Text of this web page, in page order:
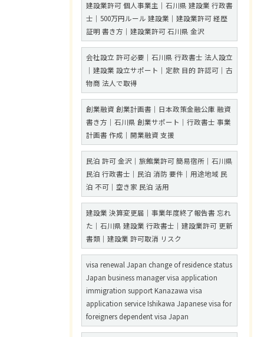
建設業許可 個人事業主｜石川県 建設業 行政書
士｜500万円ルール 建設業｜建設業許可 経歴
証明 書き方｜建設業許可 石川県 金沢
会社設立 許可必要｜石川県 行政書士 法人設立
｜建設業 設立サポート｜定款 目的 許認可｜古
物商 法人で取得
創業融資 創業計画書｜日本政策金融公庫 融資
書き方｜石川県 創業サポート｜行政書士 事業
計画書 作成｜開業融資 支援
民泊 許可 金沢｜旅館業許可 簡易宿所｜石川県
民泊 行政書士｜民泊 消防 要件｜用途地域 民
泊 不可｜空き家 民泊 活用
建設業 決算変更届｜事業年度終了報告書 忘れ
た｜石川県 建設業 行政書士｜建設業許可 更新
書類｜建設業 許可取消 リスク
visa renewal Japan change of residence status
Japan business manager visa application
immigration support Kanazawa visa
application service Ishikawa Japanese visa for
foreigners dependent visa Japan